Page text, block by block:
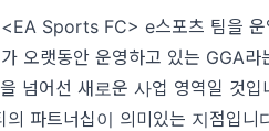
Sports FC> e스포츠 팀을 운
오랫동안 운영하고 있는 GGA
넘어선 새로운 사업 영역일 것입
파트너십이 의미있는 지점입니